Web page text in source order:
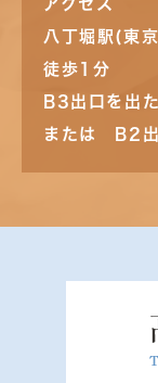
アクセス
八丁堀駅(東
徒歩1分
B3出口を出
または B2出